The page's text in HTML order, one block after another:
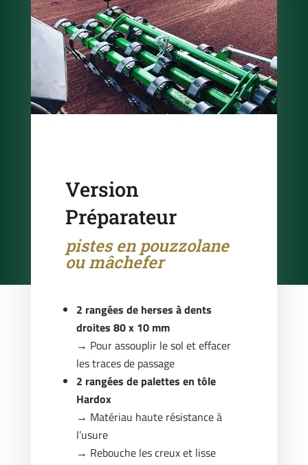
Version
Préparateur
pistes en pouzzolane
ou mâchefer
2 rangées de herses à dents
droites 80 x 10 mm
→ Pour assouplir le sol et effacer
les traces de passage
2 rangées de palettes en tôle
Hardox
→ Matériau haute résistance à
l’usure
→ Rebouche les creux et lisse